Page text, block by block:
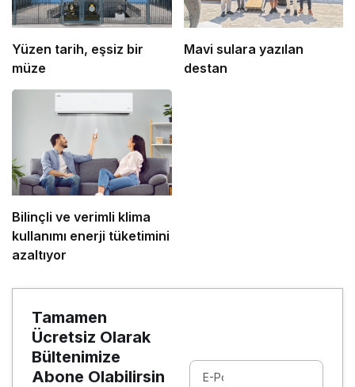
Yüzen tarih, eşsiz bir
müze
Mavi sulara yazılan
destan
Bilinçli ve verimli klima
kullanımı enerji tüketimini
azaltıyor
Tamamen
Ücretsiz Olarak
Bültenimize
Abone Olabilirsin